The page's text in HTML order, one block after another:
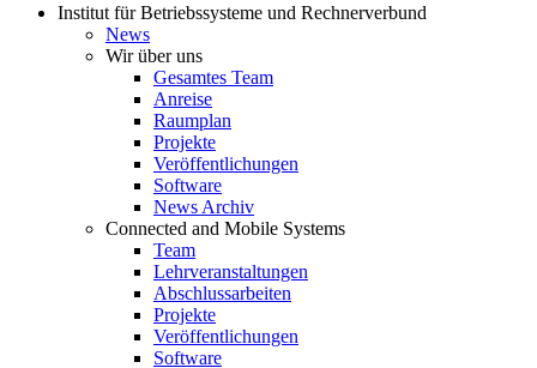
Institut für Betriebssysteme und Rechnerverbund
News
Wir über uns
Gesamtes Team
Anreise
Raumplan
Projekte
Veröffentlichungen
Software
News Archiv
Connected and Mobile Systems
Team
Lehrveranstaltungen
Abschlussarbeiten
Projekte
Veröffentlichungen
Software